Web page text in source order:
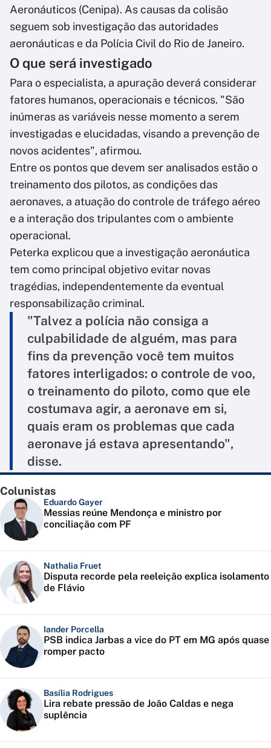
Aeronáuticos (Cenipa). As causas da colisão
seguem sob investigação das autoridades
aeronáuticas e da Polícia Civil do Rio de Janeiro.
O que será investigado
Para o especialista, a apuração deverá considerar
fatores humanos, operacionais e técnicos. "São
inúmeras as variáveis nesse momento a serem
investigadas e elucidadas, visando a prevenção de
novos acidentes", afirmou.
Entre os pontos que devem ser analisados estão o
treinamento dos pilotos, as condições das
aeronaves, a atuação do controle de tráfego aéreo
e a interação dos tripulantes com o ambiente
operacional.
Peterka explicou que a investigação aeronáutica
tem como principal objetivo evitar novas
tragédias, independentemente da eventual
responsabilização criminal.
"Talvez a polícia não consiga a
culpabilidade de alguém, mas para
fins da prevenção você tem muitos
fatores interligados: o controle de voo,
o treinamento do piloto, como que ele
costumava agir, a aeronave em si,
quais eram os problemas que cada
aeronave já estava apresentando",
disse.
Colunistas
Eduardo Gayer
Messias reúne Mendonça e ministro por
conciliação com PF
Nathalia Fruet
Disputa recorde pela reeleição explica isolamento
de Flávio
Iander Porcella
PSB indica Jarbas a vice do PT em MG após quase
romper pacto
Basília Rodrigues
Lira rebate pressão de João Caldas e nega
suplência